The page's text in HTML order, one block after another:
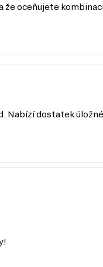
že oceňujete
Nabízí dostatek